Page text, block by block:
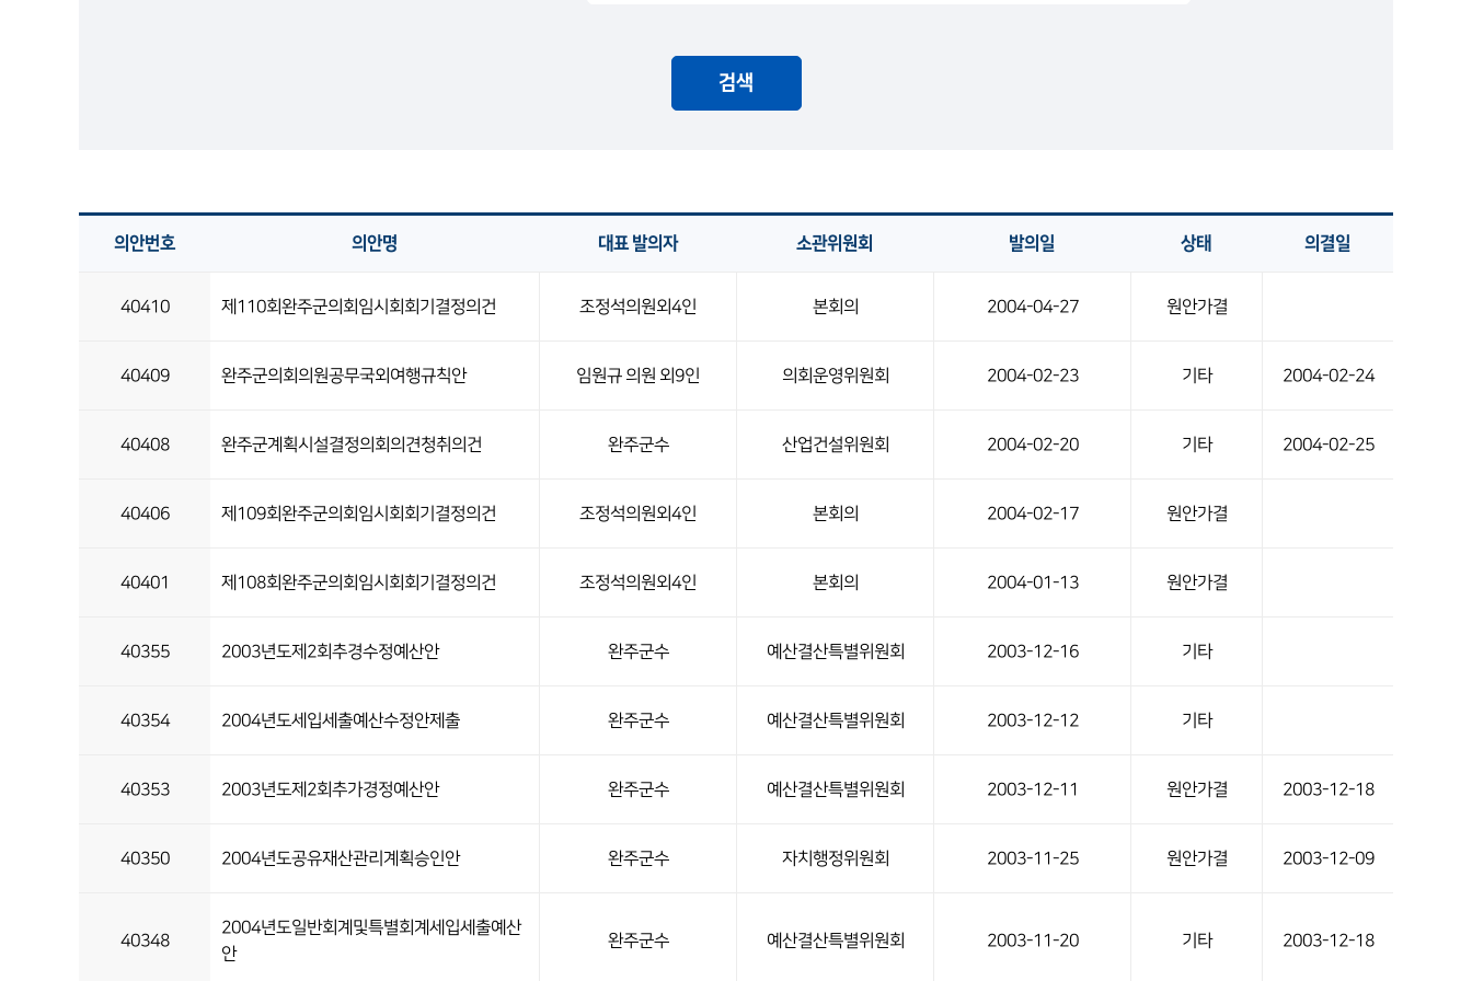
검색
의안번호 의안명 대표 발의자 소관위원회 발의일 상태 의결일
40410 제110회완주군의회임시회회기결정의건 조정석의원외4인 본회의 2004-04-27 원안가결
40409 완주군의회의원공무국외여행규칙안 임원규 의원 외9인 의회운영위원회 2004-02-23 기타 2004-02-24
40408 완주군계획시설결정의회의견청취의건 완주군수 산업건설위원회 2004-02-20 기타 2004-02-25
40406 제109회완주군의회임시회회기결정의건 조정석의원외4인 본회의 2004-02-17 원안가결
40401 제108회완주군의회임시회회기결정의건 조정석의원외4인 본회의 2004-01-13 원안가결
40355 2003년도제2회추경수정예산안 완주군수 예산결산특별위원회 2003-12-16 기타
40354 2004년도세입세출예산수정안제출 완주군수 예산결산특별위원회 2003-12-12 기타
40353 2003년도제2회추가경정예산안 완주군수 예산결산특별위원회 2003-12-11 원안가결 2003-12-18
40350 2004년도공유재산관리계획승인안 완주군수 자치행정위원회 2003-11-25 원안가결 2003-12-09
40348
2004년도일반회계및특별회계세입세출예산
안
완주군수 예산결산특별위원회 2003-11-20 기타 2003-12-18